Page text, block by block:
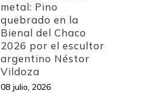
metal: Pino
quebrado en la
Bienal del Chaco
2026 por el escultor
argentino Néstor
Vildoza
08 julio, 2026